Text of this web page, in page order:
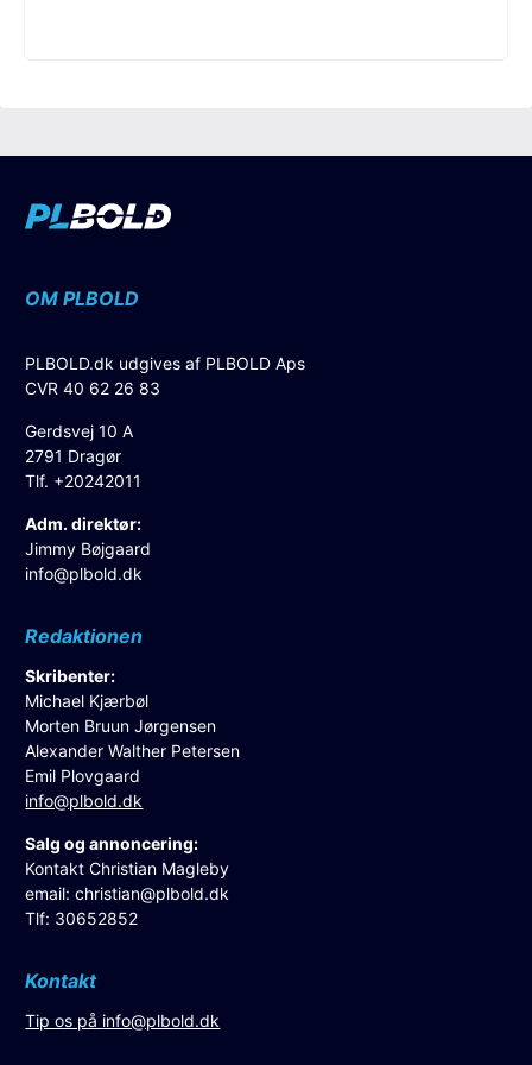
OM PLBOLD
PLBOLD.dk udgives af PLBOLD Aps
CVR 40 62 26 83
Gerdsvej 10 A
2791 Dragør
Tlf. +20242011
Adm. direktør:
Jimmy Bøjgaard
info@plbold.dk
Redaktionen
Skribenter:
Michael Kjærbøl
Morten Bruun Jørgensen
Alexander Walther Petersen
Emil Plovgaard
info@plbold.dk
Salg og annoncering:
Kontakt Christian Magleby
email:christian@plbold.dk
Tlf: 30652852
Kontakt
Tip os på info@plbold.dk